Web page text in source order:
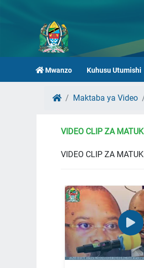
Mwanzo Kuhusu Utumishi
Maktaba ya Video
VIDEO CLIP ZA
VIDEO CLIP ZA